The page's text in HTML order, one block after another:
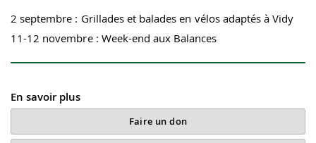
2 septembre : Grillades et balades en vélos adaptés à Vidy
11-12 novembre : Week-end aux Balances
En savoir plus
Faire un don